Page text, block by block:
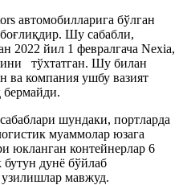
автомобилларига бўлган
Шу сабабли,
2022 йил 1 февралгача Nexia,
тўхтатган. Шу билан
ва компания ушбу вазият
бермайди.
шундаки, портларда
муаммолар юзага
юкланган контейнерлар 6
дунё бўйлаб
узилишлар мавжуд.